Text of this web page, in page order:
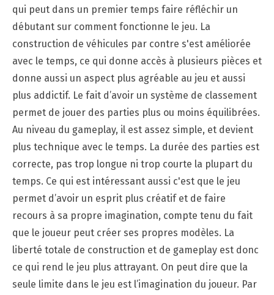
qui peut dans un premier temps faire réfléchir un
débutant sur comment fonctionne le jeu. La
construction de véhicules par contre s'est améliorée
avec le temps, ce qui donne accès à plusieurs pièces et
donne aussi un aspect plus agréable au jeu et aussi
plus addictif. Le fait d’avoir un système de classement
permet de jouer des parties plus ou moins équilibrées.
Au niveau du gameplay, il est assez simple, et devient
plus technique avec le temps. La durée des parties est
correcte, pas trop longue ni trop courte la plupart du
temps. Ce qui est intéressant aussi c'est que le jeu
permet d’avoir un esprit plus créatif et de faire
recours à sa propre imagination, compte tenu du fait
que le joueur peut créer ses propres modèles. La
liberté totale de construction et de gameplay est donc
ce qui rend le jeu plus attrayant. On peut dire que la
seule limite dans le jeu est l’imagination du joueur. Par